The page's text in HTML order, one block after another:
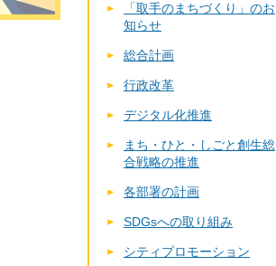
「取手のまちづくり」のお
知らせ
総合計画
行政改革
デジタル化推進
まち・ひと・しごと創生総
合戦略の推進
各部署の計画
SDGsへの取り組み
シティプロモーション